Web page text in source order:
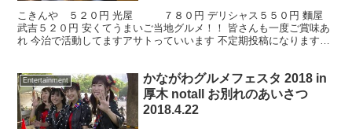
こきんや ５２０円 光屋 ７８０円 デリシャス５５０円 麵屋
武吉５２０円 安くてうまいご当地グルメ！！ 皆さんも一度ご賞味あ
れ 今治で活動してますアサトっていいます 不定期投稿になりますが
Entertainment
かながわグルメフェスタ 2018 in
厚木 notall お別れのあいさつ
2018.4.22